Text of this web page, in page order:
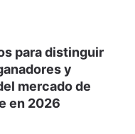
para distinguir
y
mercado de
en 2026